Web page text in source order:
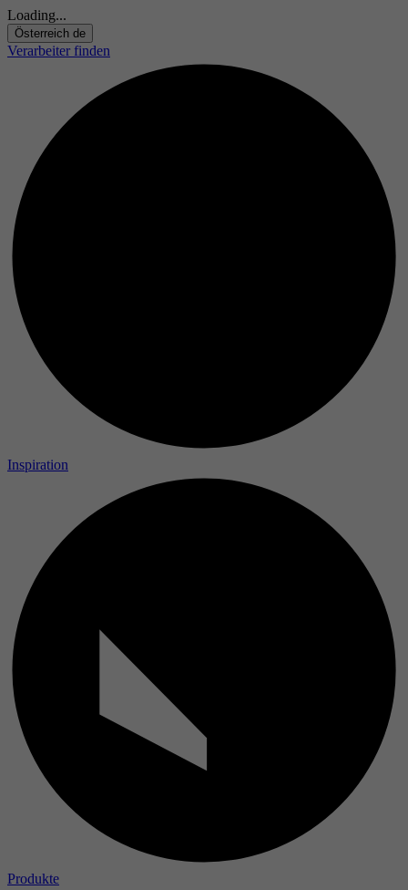
Loading...
Österreich de
Verarbeiter finden
Inspiration
Produkte